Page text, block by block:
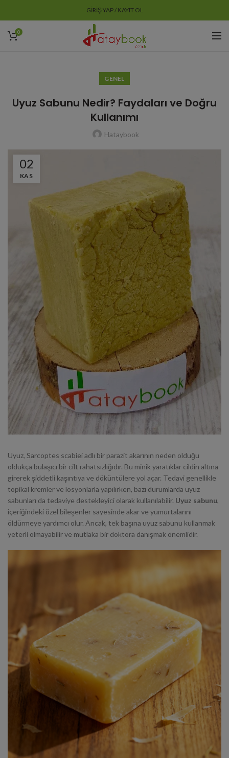
GIRIŞ YAP / KAYIT OL
0
GENEL
Uyuz Sabunu Nedir? Faydaları ve Doğru
Kullanımı
Hataybook
02
KAS
Uyuz, Sarcoptes scabieiadlı bir parazit akarının neden olduğu
oldukça bulaşıcı bir cilt rahatsızlığıdır. Bu minik yaratıklar cildin altına
girerek şiddetli kaşıntıya ve döküntülere yol açar. Tedavi genellikle
topikal kremler ve losyonlarla yapılırken, bazı durumlarda uyuz
sabunları da tedaviye destekleyici olarak kullanılabilir. Uyuz sabunu,
içeriğindeki özel bileşenler sayesinde akar ve yumurtalarını
öldürmeye yardımcı olur. Ancak, tek başına uyuz sabunu kullanmak
yeterli olmayabilir ve mutlaka bir doktora danışmak önemlidir.